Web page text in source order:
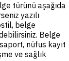
türünü aşağıda
yazılı
belge
Belge
nüfus kayıt
ve sağlık